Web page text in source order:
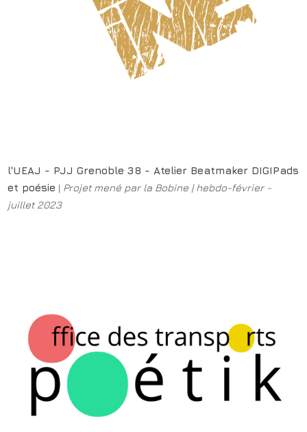
l'UEAJ - PJJ Grenoble 38 - Atelier Beatmaker DIGIPads
et poésie | Projet mené par la Bobine | hebdo-février -
juillet 2023